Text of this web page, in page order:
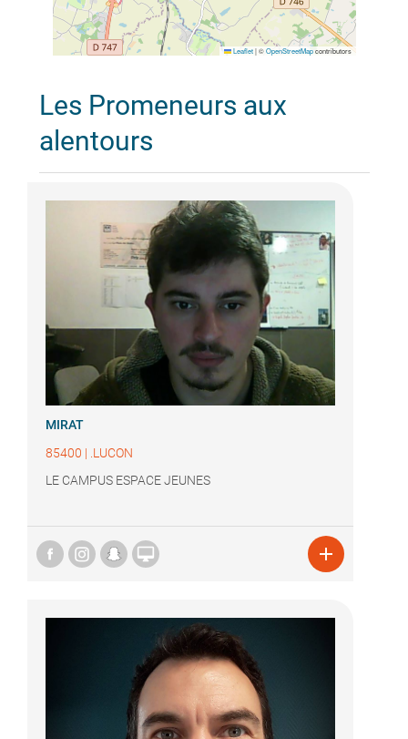
Leaflet |©OpenStreetMapcontributors
Les Promeneurs aux
alentours
MIRAT
85400 | .LUCON
LE CAMPUS ESPACE JEUNES
 